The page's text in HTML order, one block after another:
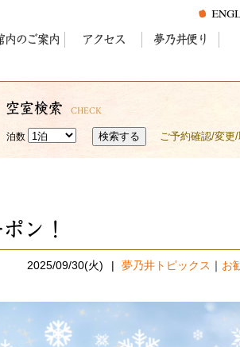
内のご案内
アクセス 夢乃井便り
空室検索 CHECK
泊数 検索する ご予約確認/変更/
ン！
2025/09/30(火) 夢乃井トピックス お